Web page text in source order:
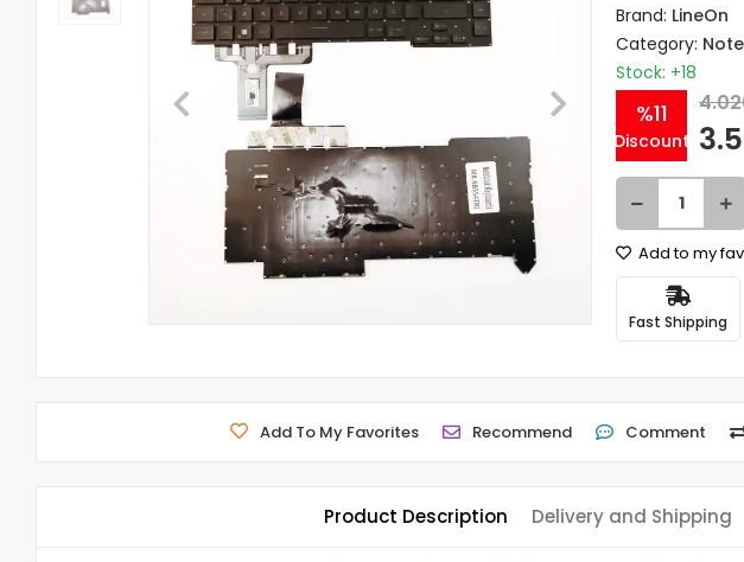
Brand: LineOn
Category:
Stock: +18
%11
Discount
Add to my
Fast Shipping
Add To My Favorites Recommend Comment
Product Description Delivery and Shipping